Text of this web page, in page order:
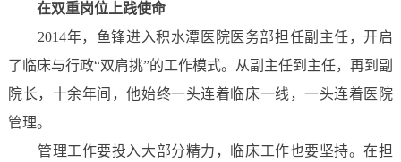
在双重岗位上践使命
2014年，鱼锋进入积水潭医院医务部担任副主任，开启
了临床与行政“双肩挑”的工作模式。从副主任到主任，再到副
院长，十余年间，他始终一头连着临床一线，一头连着医院
管理。
管理工作要投入大部分精力，临床工作也要坚持。在担